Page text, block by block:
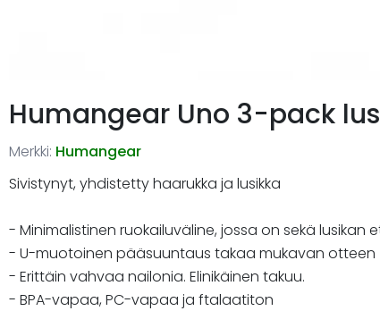
Humangear Uno 3-pack
Merkki: Humangear
Sivistynyt, yhdistetty haarukka ja lusikka
- Minimalistinen ruokailuväline, jossa on sekä
- U-muotoinen pääsuuntaus takaa mukavan otteen
- Erittäin vahvaa nailonia. Elinikäinen takuu.
- BPA-vapaa, PC-vapaa ja ftalaatiton